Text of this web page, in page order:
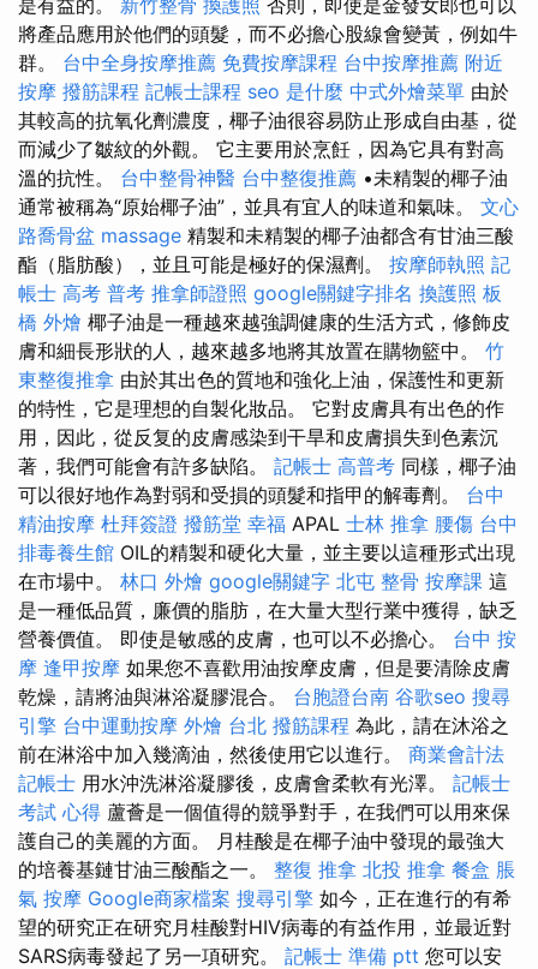
是有益的。 新竹整骨 換護照 否則，即使是金發女郎也可以
將產品應用於他們的頭髮，而不必擔心股線會變黃，例如牛
群。 台中全身按摩推薦 免費按摩課程 台中按摩推薦 附近
按摩 撥筋課程 記帳士課程 seo 是什麼 中式外燴菜單 由於
其較高的抗氧化劑濃度，椰子油很容易防止形成自由基，從
而減少了皺紋的外觀。 它主要用於烹飪，因為它具有對高
溫的抗性。 台中整骨神醫 台中整復推薦 •未精製的椰子油
通常被稱為“原始椰子油”，並具有宜人的味道和氣味。 文心
路喬骨盆 massage 精製和未精製的椰子油都含有甘油三酸
酯（脂肪酸），並且可能是極好的保濕劑。 按摩師執照 記
帳士 高考 普考 推拿師證照 google關鍵字排名 換護照 板
橋 外燴 椰子油是一種越來越強調健康的生活方式，修飾皮
膚和細長形狀的人，越來越多地將其放置在購物籃中。 竹
東整復推拿 由於其出色的質地和強化上油，保護性和更新
的特性，它是理想的自製化妝品。 它對皮膚具有出色的作
用，因此，從反复的皮膚感染到干旱和皮膚損失到色素沉
著，我們可能會有許多缺陷。 記帳士 高普考 同樣，椰子油
可以很好地作為對弱和受損的頭髮和指甲的解毒劑。 台中
精油按摩 杜拜簽證 撥筋堂 幸福 APAL 士林 推拿 腰傷 台中
排毒養生館 OIL的精製和硬化大量，並主要以這種形式出現
在市場中。 林口 外燴 google關鍵字 北屯 整骨 按摩課 這
是一種低品質，廉價的脂肪，在大量大型行業中獲得，缺乏
營養價值。 即使是敏感的皮膚，也可以不必擔心。 台中 按
摩 逢甲按摩 如果您不喜歡用油按摩皮膚，但是要清除皮膚
乾燥，請將油與淋浴凝膠混合。 台胞證台南 谷歌seo 搜尋
引擎 台中運動按摩 外燴 台北 撥筋課程 為此，請在沐浴之
前在淋浴中加入幾滴油，然後使用它以進行。 商業會計法
記帳士 用水沖洗淋浴凝膠後，皮膚會柔軟有光澤。 記帳士
考試 心得 蘆薈是一個值得的競爭對手，在我們可以用來保
護自己的美麗的方面。 月桂酸是在椰子油中發現的最強大
的培養基鏈甘油三酸酯之一。 整復 推拿 北投 推拿 餐盒 脹
氣 按摩 Google商家檔案 搜尋引擎 如今，正在進行的有希
望的研究正在研究月桂酸對HIV病毒的有益作用，並最近對
SARS病毒發起了另一項研究。 記帳士 準備 ptt 您可以安